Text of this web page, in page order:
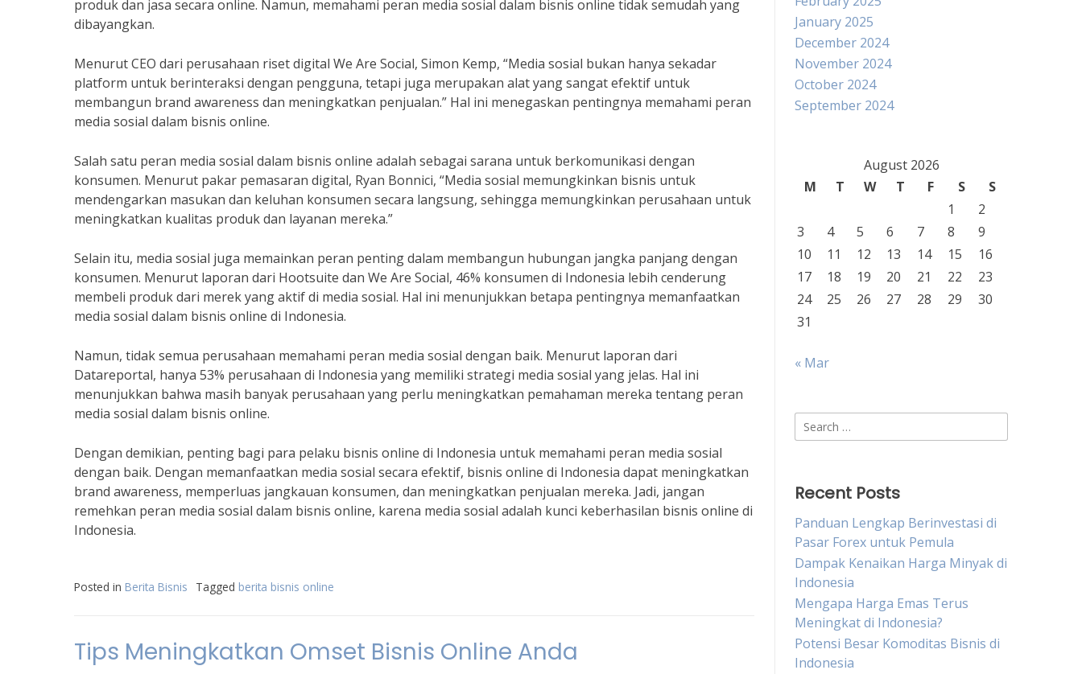
produk dan jasa secara online. Namun, memahami peran media sosial dalam bisnis online tidak semudah yang
dibayangkan.
Menurut CEO dari perusahaan riset digital We Are Social, Simon Kemp, “Media sosial bukan hanya sekadar
platform untuk berinteraksi dengan pengguna, tetapi juga merupakan alat yang sangat efektif untuk
membangun brand awareness dan meningkatkan penjualan.” Hal ini menegaskan pentingnya memahami peran
media sosial dalam bisnis online.
Salah satu peran media sosial dalam bisnis online adalah sebagai sarana untuk berkomunikasi dengan
konsumen. Menurut pakar pemasaran digital, Ryan Bonnici, “Media sosial memungkinkan bisnis untuk
mendengarkan masukan dan keluhan konsumen secara langsung, sehingga memungkinkan perusahaan untuk
meningkatkan kualitas produk dan layanan mereka.”
Selain itu, media sosial juga memainkan peran penting dalam membangun hubungan jangka panjang dengan
konsumen. Menurut laporan dari Hootsuite dan We Are Social, 46% konsumen di Indonesia lebih cenderung
membeli produk dari merek yang aktif di media sosial. Hal ini menunjukkan betapa pentingnya memanfaatkan
media sosial dalam bisnis online di Indonesia.
Namun, tidak semua perusahaan memahami peran media sosial dengan baik. Menurut laporan dari
Datareportal, hanya 53% perusahaan di Indonesia yang memiliki strategi media sosial yang jelas. Hal ini
menunjukkan bahwa masih banyak perusahaan yang perlu meningkatkan pemahaman mereka tentang peran
media sosial dalam bisnis online.
Dengan demikian, penting bagi para pelaku bisnis online di Indonesia untuk memahami peran media sosial
dengan baik. Dengan memanfaatkan media sosial secara efektif, bisnis online di Indonesia dapat meningkatkan
brand awareness, memperluas jangkauan konsumen, dan meningkatkan penjualan mereka. Jadi, jangan
remehkan peran media sosial dalam bisnis online, karena media sosial adalah kunci keberhasilan bisnis online di
Indonesia.
Posted in Berita Bisnis Tagged berita bisnis online
Tips Meningkatkan Omset Bisnis Online Anda
January 2025
December 2024
November 2024
October 2024
September 2024
August 2026
M
T W T F S
S
1
2
3
4 5 6 7 8
9
10
11 12 13 14 15
16
17
18 19 20 21 22
23
24
25 26 27 28 29
30
31
« Mar
Search
for:
Recent Posts
Panduan Lengkap Berinvestasi di
Pasar Forex untuk Pemula
Dampak Kenaikan Harga Minyak di
Indonesia
Mengapa Harga Emas Terus
Meningkat di Indonesia?
Potensi Besar Komoditas Bisnis di
Indonesia